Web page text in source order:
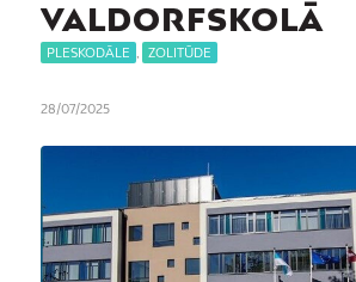
VALDORFSKOLĀ
PLESKODĀLE ZOLITŪDE
28/07/2025